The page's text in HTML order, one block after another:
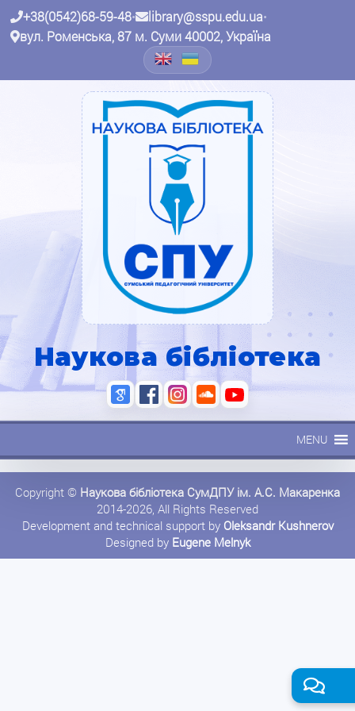
+38(0542)68-59-48• library@sspu.edu.ua•
вул. Роменська, 87 м. Суми 40002, Україна
Наукова бібліотека
MENU
Copyright © Наукова бібліотека СумДПУ ім. А.С. Макаренка
2014-2026, All Rights Reserved
Development and technical support by Oleksandr Kushnerov
Designed by Eugene Melnyk